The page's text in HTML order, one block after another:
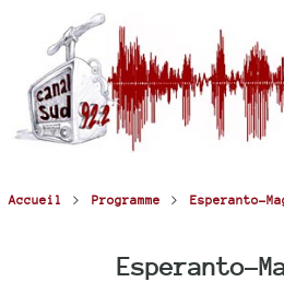
Accueil > Programme > Esperanto-
Esperanto-